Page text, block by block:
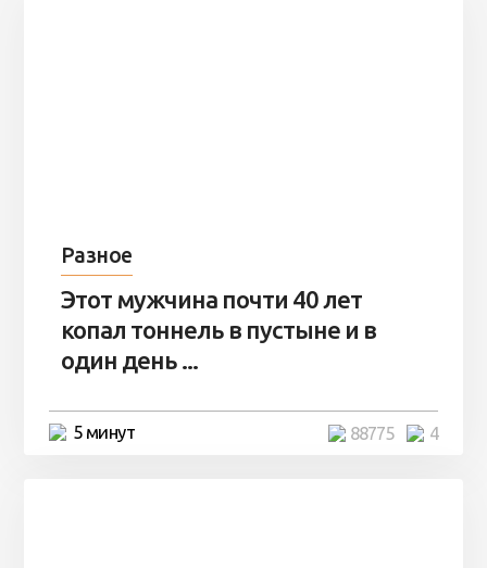
Разное
Этот мужчина почти 40 лет
копал тоннель в пустыне и в
один день ...
5 минут 4
88775